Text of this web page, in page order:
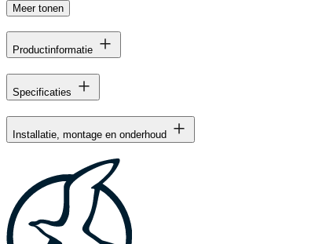
Meer tonen
Productinformatie
Specificaties
Installatie, montage en onderhoud